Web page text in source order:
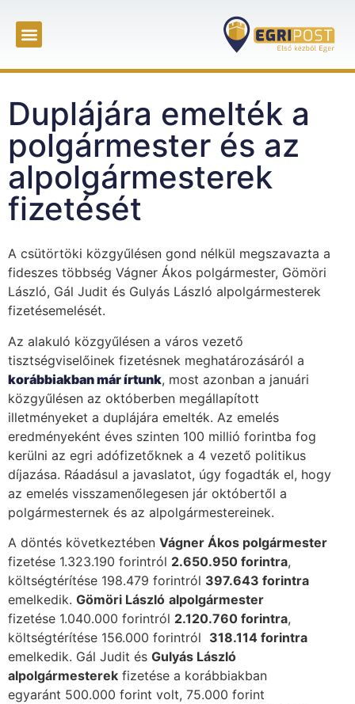
Duplájára emelték a
polgármester és az
alpolgármesterek
fizetését
A csütörtöki közgyűlésen gond nélkül megszavazta a
fideszes többség Vágner Ákos polgármester, Gömöri
László, Gál Judit és Gulyás László alpolgármesterek
fizetésemelését.
Az alakuló közgyűlésen a város vezető
tisztségviselőinek fizetésnek meghatározásáról a
korábbiakban már írtunk, most azonban a januári
közgyűlésen az októberben megállapított
illetményeket a duplájára emelték. Az emelés
eredményeként éves szinten 100 millió forintba fog
kerülni az egri adófizetőknek a 4 vezető politikus
díjazása. Ráadásul a javaslatot, úgy fogadták el, hogy
az emelés visszamenőlegesen jár októbertől a
polgármesternek és az alpolgármestereinek.
A döntés következtében Vágner Ákos polgármester
fizetése 1.323.190 forintról 2.650.950 forintra,
költségtérítése 198.479 forintról 397.643 forintra
emelkedik. Gömöri László alpolgármester
fizetése 1.040.000 forintról 2.120.760 forintra,
költségtérítése 156.000 forintról 318.114 forintra
emelkedik. Gál Judit és Gulyás László
alpolgármesterek fizetése a korábbiakban
egyaránt 500.000 forint volt, 75.000 forint